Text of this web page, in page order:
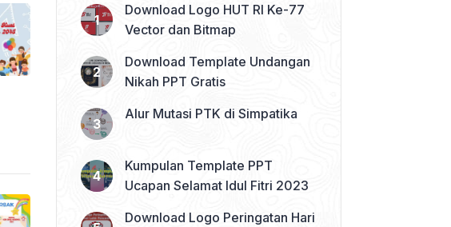
Download Logo HUT RI Ke-77
Vector dan Bitmap
Download Template Undangan
Nikah PPT Gratis
Alur Mutasi PTK di Simpatika
Kumpulan Template PPT
Ucapan Selamat Idul Fitri 2023
Download Logo Peringatan Hari